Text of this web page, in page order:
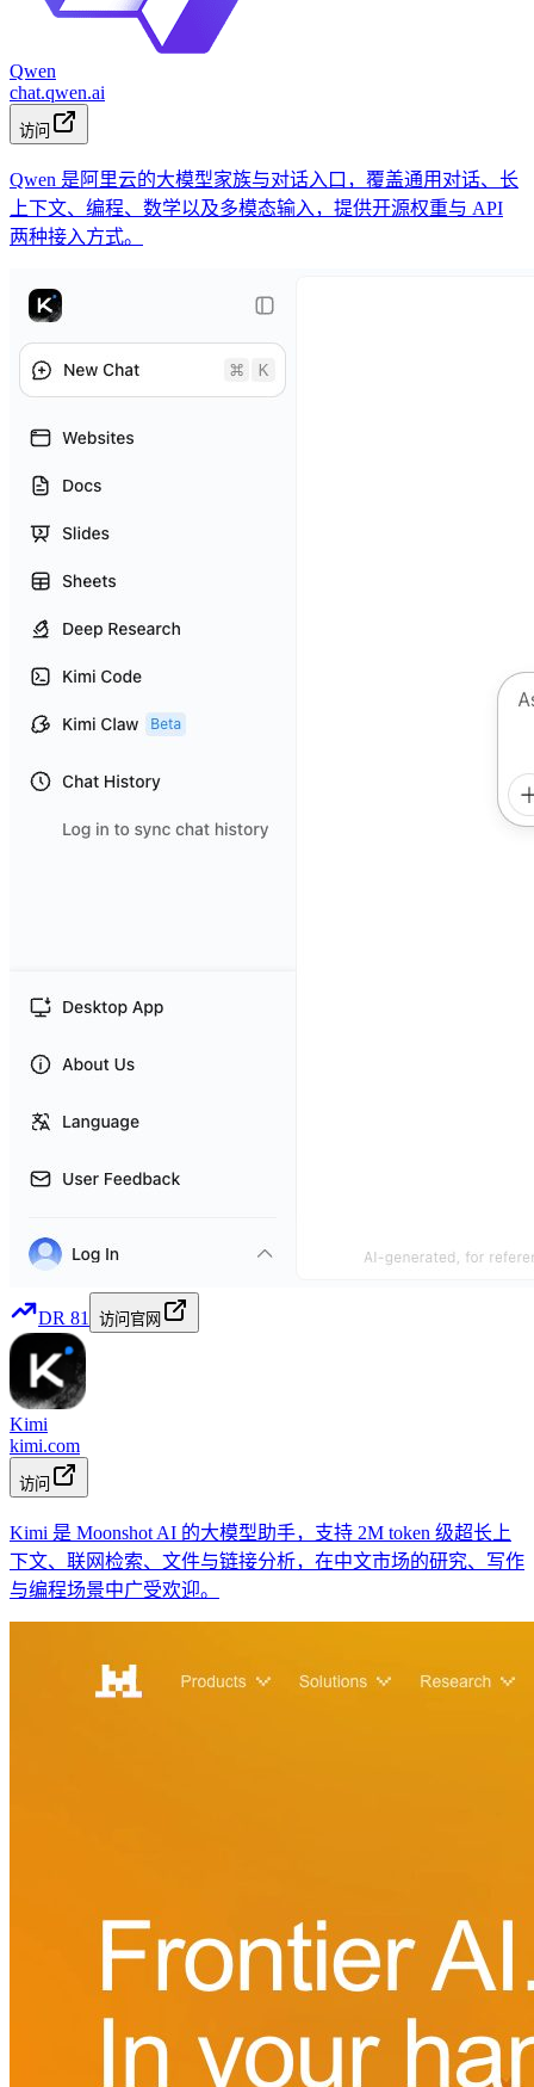
Qwen
chat.qwen.ai
访问
Qwen 是阿里云的大模型家族与对话入口，覆盖通用对话、长
上下文、编程、数学以及多模态输入，提供开源权重与 API
两种接入方式。
DR 81 访问官网
Kimi
kimi.com
访问
Kimi 是 Moonshot AI 的大模型助手，支持 2M token 级超长上
下文、联网检索、文件与链接分析，在中文市场的研究、写作
与编程场景中广受欢迎。